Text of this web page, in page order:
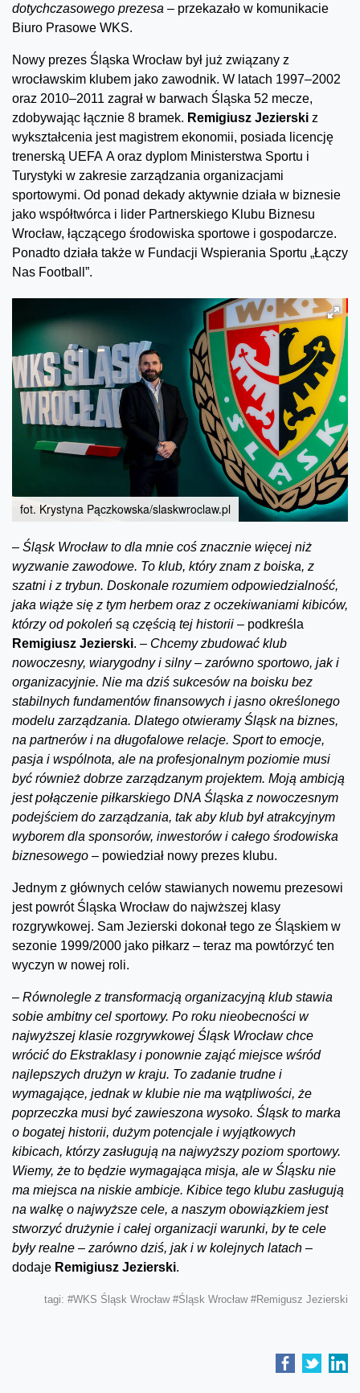
dotychczasowego prezesa – przekazało w komunikacie
Biuro Prasowe WKS.
Nowy prezes Śląska Wrocław był już związany z
wrocławskim klubem jako zawodnik. W latach 1997–2002
oraz 2010–2011 zagrał w barwach Śląska 52 mecze,
zdobywając łącznie 8 bramek. Remigiusz Jezierski z
wykształcenia jest magistrem ekonomii, posiada licencję
trenerską UEFA A oraz dyplom Ministerstwa Sportu i
Turystyki w zakresie zarządzania organizacjami
sportowymi. Od ponad dekady aktywnie działa w biznesie
jako współtwórca i lider Partnerskiego Klubu Biznesu
Wrocław, łączącego środowiska sportowe i gospodarcze.
Ponadto działa także w Fundacji Wspierania Sportu „Łączy
Nas Football”.
fot. Krystyna Pączkowska/slaskwroclaw.pl
– Śląsk Wrocław to dla mnie coś znacznie więcej niż
wyzwanie zawodowe. To klub, który znam z boiska, z
szatni i z trybun. Doskonale rozumiem odpowiedzialność,
jaka wiąże się z tym herbem oraz z oczekiwaniami kibiców,
którzy od pokoleń są częścią tej historii – podkreśla
Remigiusz Jezierski. – Chcemy zbudować klub
nowoczesny, wiarygodny i silny – zarówno sportowo, jak i
organizacyjnie. Nie ma dziś sukcesów na boisku bez
stabilnych fundamentów finansowych i jasno określonego
modelu zarządzania. Dlatego otwieramy Śląsk na biznes,
na partnerów i na długofalowe relacje. Sport to emocje,
pasja i wspólnota, ale na profesjonalnym poziomie musi
być również dobrze zarządzanym projektem. Moją ambicją
jest połączenie piłkarskiego DNA Śląska z nowoczesnym
podejściem do zarządzania, tak aby klub był atrakcyjnym
wyborem dla sponsorów, inwestorów i całego środowiska
biznesowego – powiedział nowy prezes klubu.
Jednym z głównych celów stawianych nowemu prezesowi
jest powrót Śląska Wrocław do najwższej klasy
rozgrywkowej. Sam Jezierski dokonał tego ze Śląskiem w
sezonie 1999/2000 jako piłkarz – teraz ma powtórzyć ten
wyczyn w nowej roli.
– Równolegle z transformacją organizacyjną klub stawia
sobie ambitny cel sportowy. Po roku nieobecności w
najwyższej klasie rozgrywkowej Śląsk Wrocław chce
wrócić do Ekstraklasy i ponownie zająć miejsce wśród
najlepszych drużyn w kraju. To zadanie trudne i
wymagające, jednak w klubie nie ma wątpliwości, że
poprzeczka musi być zawieszona wysoko. Śląsk to marka
o bogatej historii, dużym potencjale i wyjątkowych
kibicach, którzy zasługują na najwyższy poziom sportowy.
Wiemy, że to będzie wymagająca misja, ale w Śląsku nie
ma miejsca na niskie ambicje. Kibice tego klubu zasługują
na walkę o najwyższe cele, a naszym obowiązkiem jest
stworzyć drużynie i całej organizacji warunki, by te cele
były realne – zarówno dziś, jak i w kolejnych latach –
dodaje Remigiusz Jezierski.
tagi: #WKS Śląsk Wrocław #Śląsk Wrocław #Remigusz Jezierski